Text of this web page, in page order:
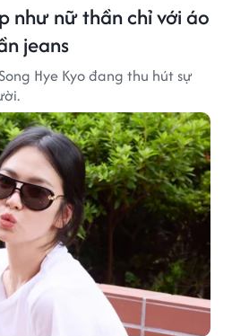
như nữ thần chỉ với áo
jeans
Hye Kyo đang thu hút sự